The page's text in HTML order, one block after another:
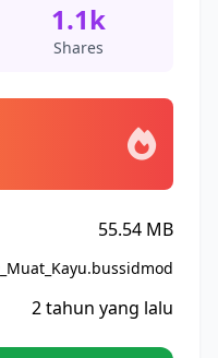
1.1k
Shares
55.54 MB
2 tahun yang lalu